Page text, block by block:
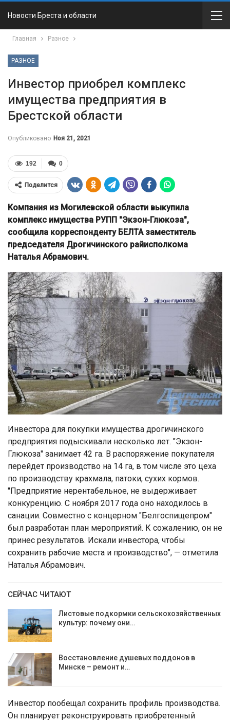
Новости Бреста и области
Главная Разное
РАЗНОЕ
Инвестор приобрел комплекс
имущества предприятия в
Брестской области
Опубликовано Ноя 21, 2021
0
192
Поделится
Компания из Могилевской области выкупила
комплекс имущества РУПП "Экзон-Глюкоза",
сообщила корреспонденту БЕЛТА заместитель
председателя Дрогичинского райисполкома
Наталья Абрамович.
Инвестора для покупки имущества дрогичинского
предприятия подыскивали несколько лет. "Экзон-
Глюкоза" занимает 42 га. В распоряжение покупателя
перейдет производство на 14 га, в том числе это цеха
по производству крахмала, патоки, сухих кормов.
"Предприятие нерентабельное, не выдерживает
конкуренцию. С ноября 2017 года оно находилось в
санации. Совместно с концерном "Белгоспищепром"
был разработан план мероприятий. К сожалению, он не
принес результатов. Искали инвестора, чтобы
сохранить рабочие места и производство", — отметила
Наталья Абрамович.
СЕЙЧАС ЧИТАЮТ
Листовые подкормки сельскохозяйственных
культур: почему они…
Восстановление душевых поддонов в
Минске – ремонт и…
Инвестор пообещал сохранить профиль производства.
Он планирует реконструировать приобретенный